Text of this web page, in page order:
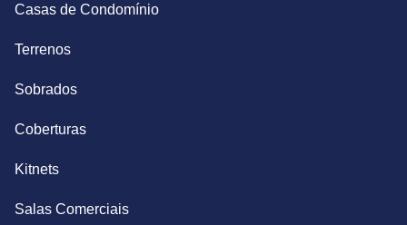
Casas de Condomínio
Terrenos
Sobrados
Coberturas
Kitnets
Salas Comerciais